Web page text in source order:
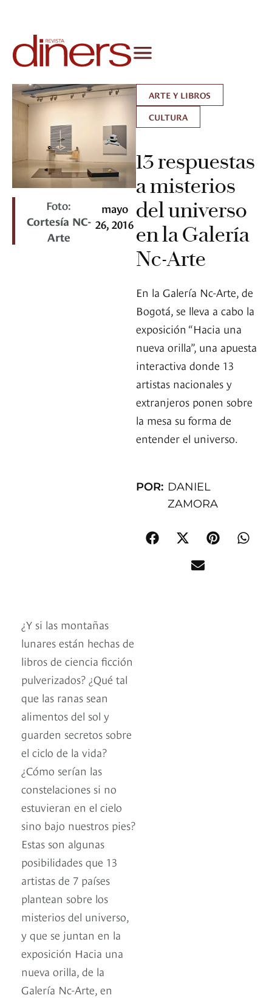
Foto:
Cortesía NC-
Arte
mayo
26, 2016
ARTE Y LIBROS
CULTURA
13 respuestas
a misterios
del universo
en la Galería
Nc-Arte
En la Galería Nc-Arte, de
Bogotá, se lleva a cabo la
exposición “Hacia una
nueva orilla”, una apuesta
interactiva donde 13
artistas nacionales y
extranjeros ponen sobre
la mesa su forma de
entender el universo.
POR: DANIEL
ZAMORA
¿Y si las montañas
lunares están hechas de
libros de ciencia ficción
pulverizados? ¿Qué tal
que las ranas sean
alimentos del sol y
guarden secretos sobre
el ciclo de la vida?
¿Cómo serían las
constelaciones si no
estuvieran en el cielo
sino bajo nuestros pies?
Estas son algunas
posibilidades que 13
artistas de 7 países
plantean sobre los
misterios del universo,
y que se juntan en la
exposición Hacia una
nueva orilla, de la
Galería Nc-Arte, en